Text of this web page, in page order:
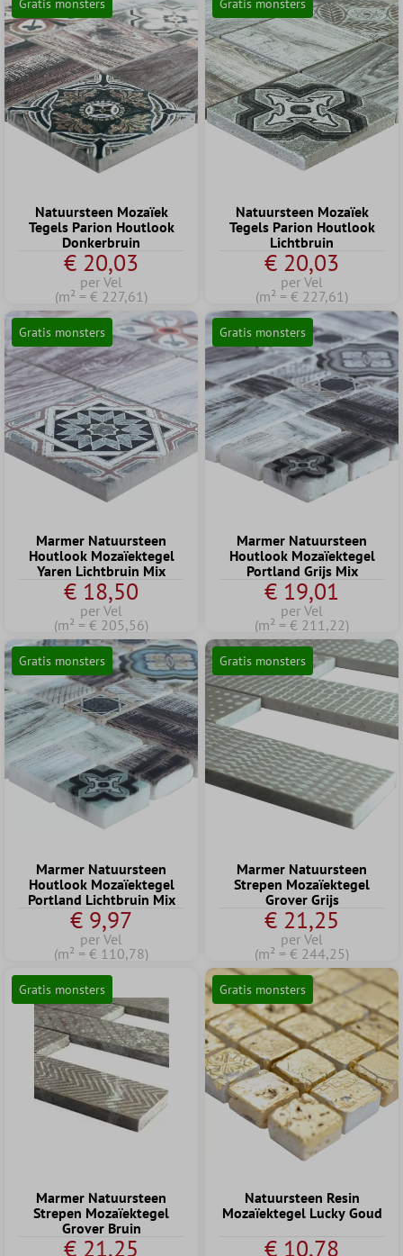
Gratis monsters
Natuursteen Mozaïek
Tegels Parion Houtlook
Donkerbruin
€ 20,03
per Vel
(m² = € 227,61)
Gratis monsters
Natuursteen Mozaïek
Tegels Parion Houtlook
Lichtbruin
€ 20,03
per Vel
(m² = € 227,61)
Gratis monsters
Marmer Natuursteen
Houtlook Mozaïektegel
Yaren Lichtbruin Mix
€ 18,50
per Vel
(m² = € 205,56)
Gratis monsters
Marmer Natuursteen
Houtlook Mozaïektegel
Portland Grijs Mix
€ 19,01
per Vel
(m² = € 211,22)
Gratis monsters
Marmer Natuursteen
Houtlook Mozaïektegel
Portland Lichtbruin Mix
€ 9,97
per Vel
(m² = € 110,78)
Gratis monsters
Marmer Natuursteen
Strepen Mozaïektegel
Grover Grijs
€ 21,25
per Vel
(m² = € 244,25)
Gratis monsters
Marmer Natuursteen
Strepen Mozaïektegel
Grover Bruin
€ 21,25
Gratis monsters
Natuursteen Resin
Mozaïektegel Lucky Goud
€ 10,78